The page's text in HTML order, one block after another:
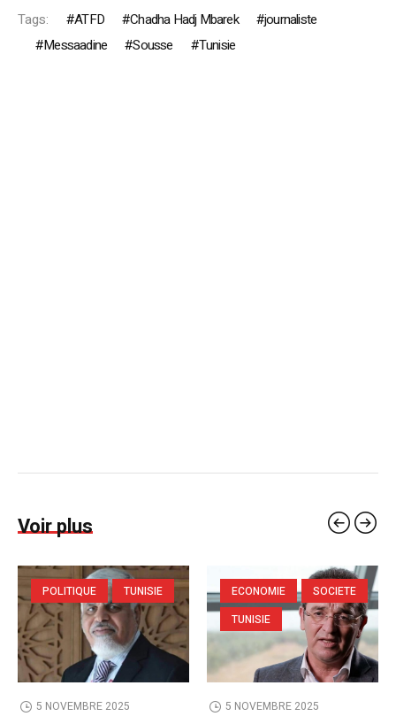
Tags: ATFD Chadha Hadj Mbarek
journaliste
Messaadine
Sousse Tunisie
Voir plus
POLITIQUE TUNISIE
5 NOVEMBRE 2025
ECONOMIE
SOCIETE
TUNISIE
5 NOVEMBRE 2025